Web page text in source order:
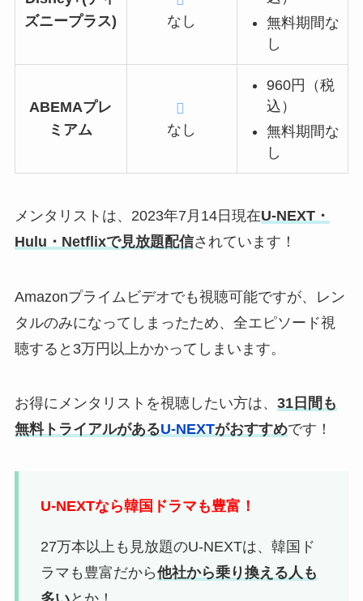
ズニープラス)
なし
無料期間な
し
ABEMAプレ
ミアム
なし
960円（税
込）
無料期間な
し
メンタリストは、2023年7月14日現在U-NEXT・
Hulu・Netflixで見放題配信されています！
Amazonプライムビデオでも視聴可能ですが、レン
タルのみになってしまったため、全エピソード視
聴すると3万円以上かかってしまいます。
お得にメンタリストを視聴したい方は、 31日間も
無料トライアルがあるU-NEXTがおすすめです！
U-NEXTなら韓国ドラマも豊富！
27万本以上も見放題のU-NEXTは、韓国ド
ラマも豊富だから他社から乗り換える人も